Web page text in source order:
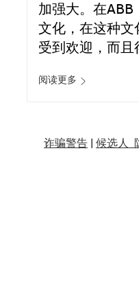
加强大。在ABB
文化，在这种文
受到欢迎，而且
阅读更多
诈骗警告| 候选人